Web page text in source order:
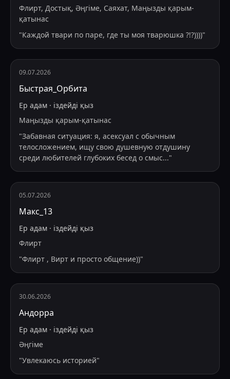
Флирт, Достық, Әңгіме, Саяхат, Маңызды қарым-
қатынас
"Каждой твари по паре, где ты моя тварюшка ?!?))))"
09.07.2026
Быстрая_Орбита
Ер адам · іздейді қыз
Маңызды қарым-қатынас
"Забавная ситуация: я, асексуал с обычным
телосложением, ищу свою душевную отдушину
среди любителей глубоких бесед о смыс..."
05.07.2026
Макс_13
Ер адам · іздейді қыз
Флирт
"Флирт , Вирт и просто общение))"
30.06.2026
Андорра
Ер адам · іздейді қыз
Әңгіме
"Увлекаюсь историей"